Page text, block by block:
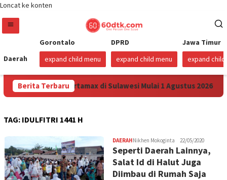
Loncat ke konten
Daerah
Gorontalo
expand child menu
DPRD
expand child menu
Jawa Timur
expand child
Berita Terbaru
Harga Pertamax di Sulawesi Mulai 1 Agustus 2026
TAG: IDULFITRI 1441 H
DAERAHNikhen Mokoginta 22/05/2020
Seperti Daerah Lainnya,
Salat Id di Halut Juga
Diimbau di Rumah Saja